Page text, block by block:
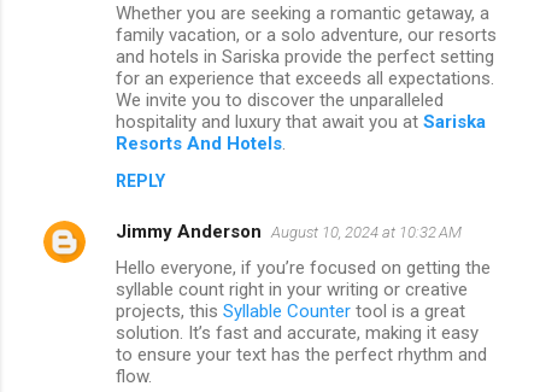
Whether you are seeking a romantic getaway, a
family vacation, or a solo adventure, our resorts
and hotels in Sariska provide the perfect setting
for an experience that exceeds all expectations.
We invite you to discover the unparalleled
hospitality and luxury that await you at Sariska
Resorts And Hotels
REPLY
Jimmy Anderson August 10, 2024 at 10:32 AM
Hello everyone, if you’re focused on getting the
syllable count right in your writing or creative
projects, this Syllable Counter tool is a great
solution. It’s fast and accurate, making it easy
to ensure your text has the perfect rhythm and
flow.